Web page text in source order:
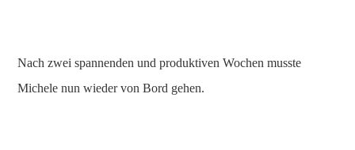
Nach zwei spannenden und produktiven Wochen musste
Michele nun wieder von Bord gehen.